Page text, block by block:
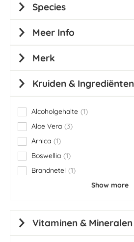
Species
Meer Info
Merk
Kruiden & Ingrediënten
Alcoholgehalte 1
item
Aloe Vera
3
items
Arnica 1
item
Boswellia 1
item
Brandnetel
1
item
Show more
Vitaminen & Mineralen